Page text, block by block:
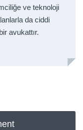
ve teknoloji
da ciddi
avukattır.